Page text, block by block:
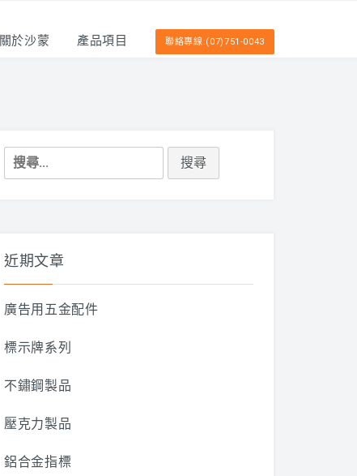
關於沙蒙 產品項目 聯絡專線:(07)751-0043
搜
尋
近期文章
廣告用五金配件
標示牌系列
不鏽鋼製品
壓克力製品
鋁合金指標